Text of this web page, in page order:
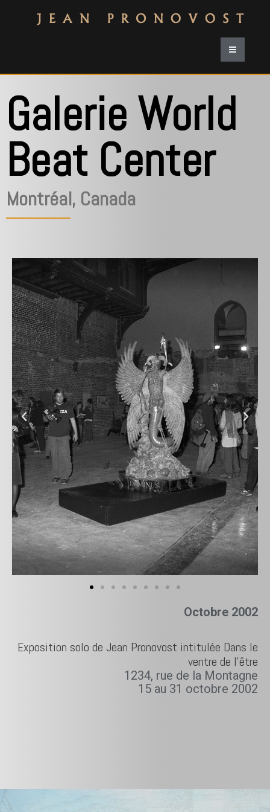
Galerie World
Beat Center
Montréal, Canada
Octobre 2002
Exposition solo de Jean Pronovost intitulée Dans le
ventre de l’être
1234, rue de la Montagne
15 au 31 octobre 2002